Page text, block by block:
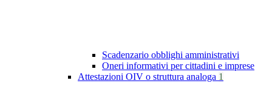
Scadenzario obblighi amministrativi
Oneri informativi per cittadini e imprese
Attestazioni OIV o struttura analoga 1